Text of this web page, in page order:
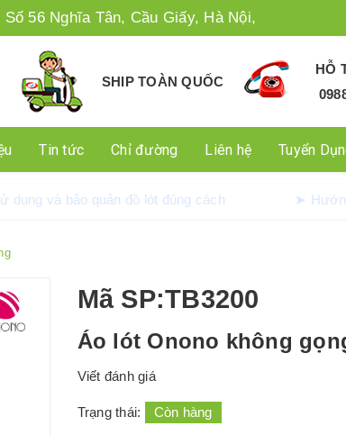
Số 56 Nghĩa Tân, Cầu Giấy, Hà Nội,
SHIP TOÀN QUỐC
HỖ
Tin tức Chỉ đường Liên hệ Tuyển
nhỏ sử dụng và bảo quản đồ lót đúng cách
Mã SP:TB3200
Áo lót Onono không
Viết đánh giá
Trạng thái: Còn hàng